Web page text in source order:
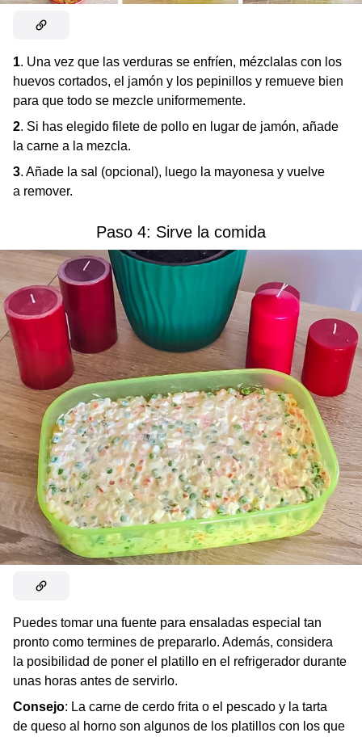
1. Una vez que las verduras se enfríen, mézclalas con los
huevos cortados, el jamón y los pepinillos y remueve bien
para que todo se mezcle uniformemente.
2. Si has elegido filete de pollo en lugar de jamón, añade
la carne a la mezcla.
3. Añade la sal (opcional), luego la mayonesa y vuelve
a remover.
Paso 4: Sirve la comida
Puedes tomar una fuente para ensaladas especial tan
pronto como termines de prepararlo. Además, considera
la posibilidad de poner el platillo en el refrigerador durante
unas horas antes de servirlo.
Consejo: La carne de cerdo frita o el pescado y la tarta
de queso al horno son algunos de los platillos con los que